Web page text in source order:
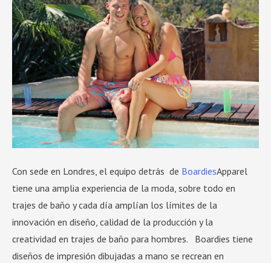
Con sede en Londres, el equipo detrás de BoardiesApparel
tiene una amplia experiencia de la moda, sobre todo en
trajes de baño y cada día amplían los límites de la
innovación en diseño, calidad de la producción y la
creatividad en trajes de baño para hombres. Boardies tiene
diseños de impresión dibujadas a mano se recrean en